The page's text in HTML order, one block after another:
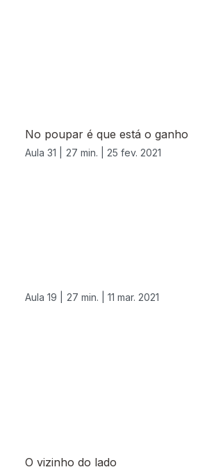
No poupar é que está o ganho
Aula 31 | 27 min. | 25 fev. 2021
Aula 19 | 27 min. | 11 mar. 2021
O vizinho do lado